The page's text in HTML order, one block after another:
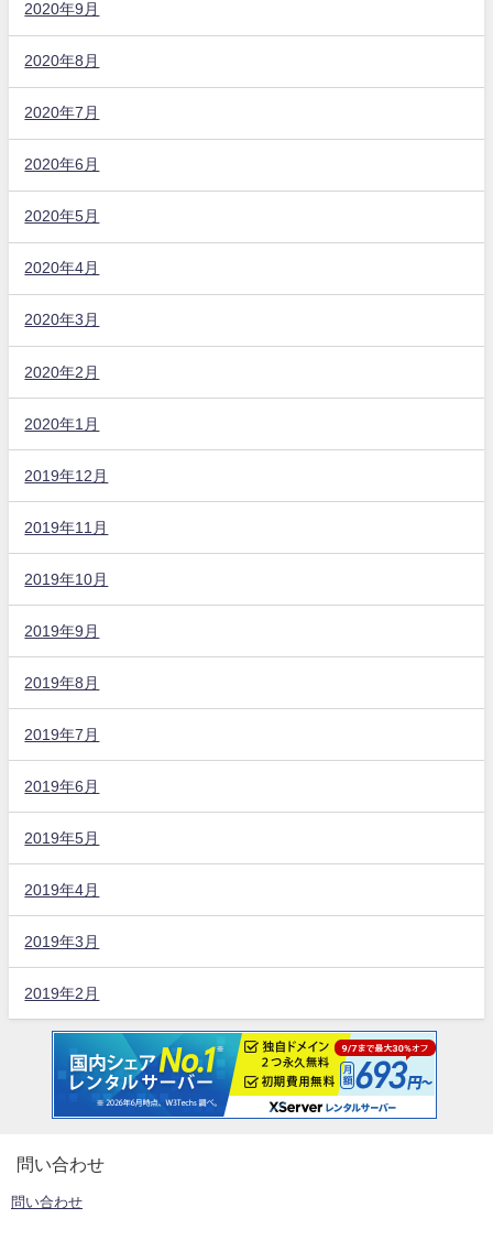
2020年9月
2020年8月
2020年7月
2020年6月
2020年5月
2020年4月
2020年3月
2020年2月
2020年1月
2019年12月
2019年11月
2019年10月
2019年9月
2019年8月
2019年7月
2019年6月
2019年5月
2019年4月
2019年3月
2019年2月
問い合わせ
問い合わせ